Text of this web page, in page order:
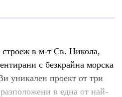
строеж в м-т Св. Никола,
с безкрайна морска
уникален проект от три
в една от най-